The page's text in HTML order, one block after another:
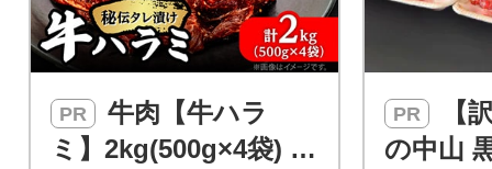
PR
ミ】2kg(500g×4袋) 薄
PR
の中山